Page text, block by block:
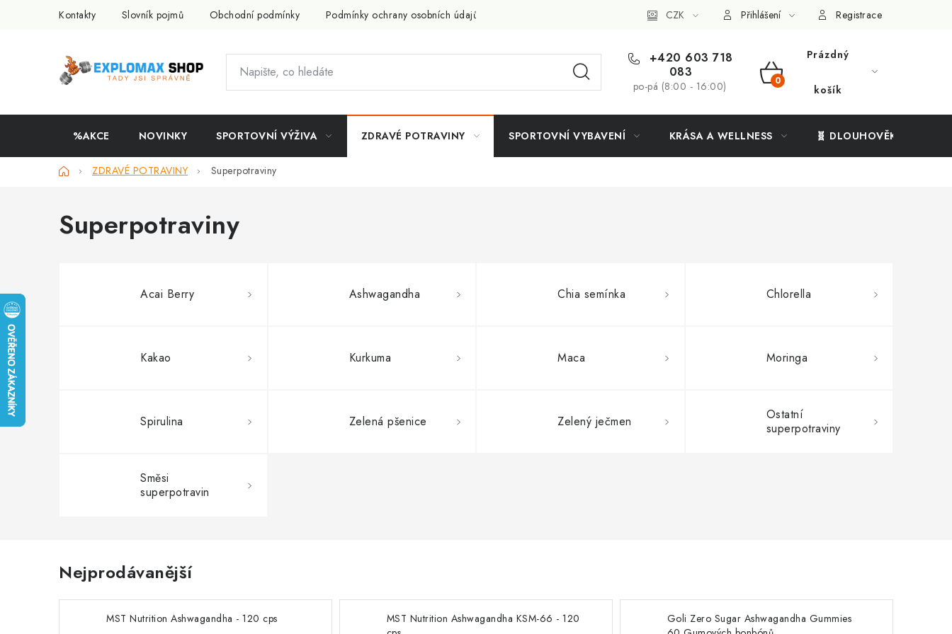
Kontakty Slovník pojmů Obchodní podmínky Podmínky ochrany osobních údajů Slevový systém Vše o nákupu
CZK Přihlášení Registrace
+420 603 718
083
po-pá (8:00 - 16:00)
NÁKUPNÍ
Prázdný
košík
%AKCE NOVINKY SPORTOVNÍ VÝŽIVA ZDRAVÉ POTRAVINY SPORTOVNÍ VYBAVENÍ KRÁSA A WELLNESS 🧬 DLOUHOVĚKOST
DomůZDRAVÉ POTRAVINY Superpotraviny
Superpotraviny
Acai Berry Ashwagandha Chia semínka Chlorella
Kakao Kurkuma Maca Moringa
Spirulina Zelená pšenice Zelený ječmen
Ostatní
superpotraviny
Směsi
superpotravin
Nejprodávanější
MST Nutrition Ashwagandha - 120 cps
MST Nutrition Ashwagandha KSM-66 - 120
Goli Zero Sugar Ashwagandha Gummies